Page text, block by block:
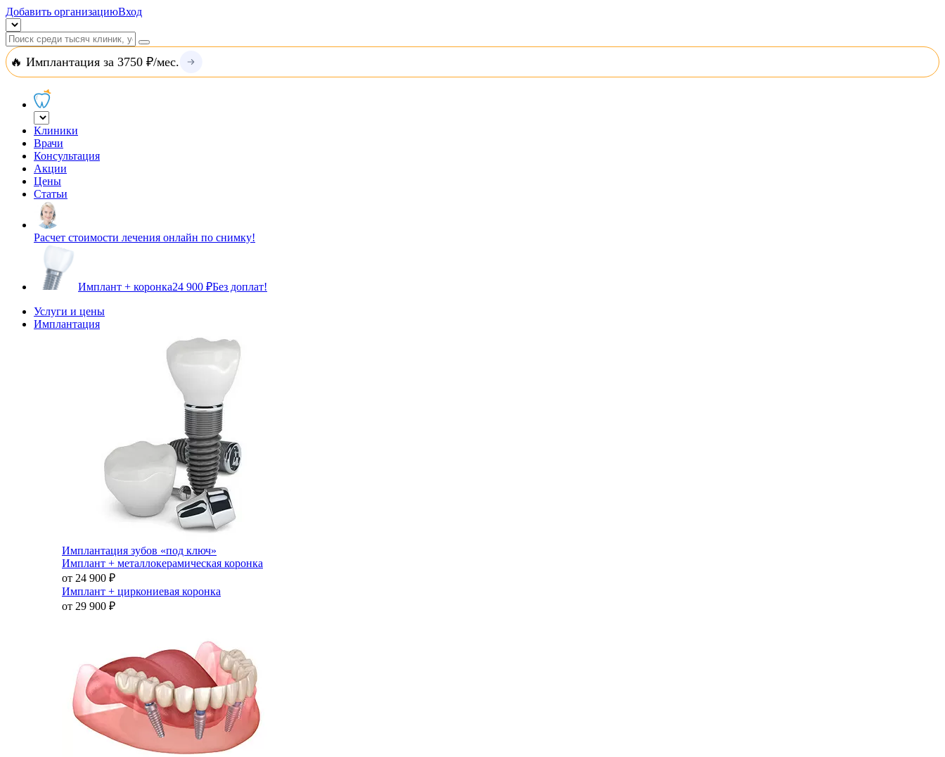
Добавить организациюВход
🔥 Имплантация за 3750 ₽/мес.
Клиники
Врачи
Консультация
Акции
Цены
Статьи
Расчет стоимости лечения онлайн по снимку!
Имплант + коронка24 900 ₽Без доплат!
Услуги и цены
Имплантация
Имплантация зубов «под ключ»
Имплант + металлокерамическая коронка
от 24 900 ₽
Имплант + циркониевая коронка
от 29 900 ₽